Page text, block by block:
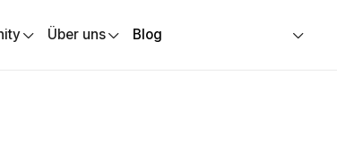
Über uns Blog